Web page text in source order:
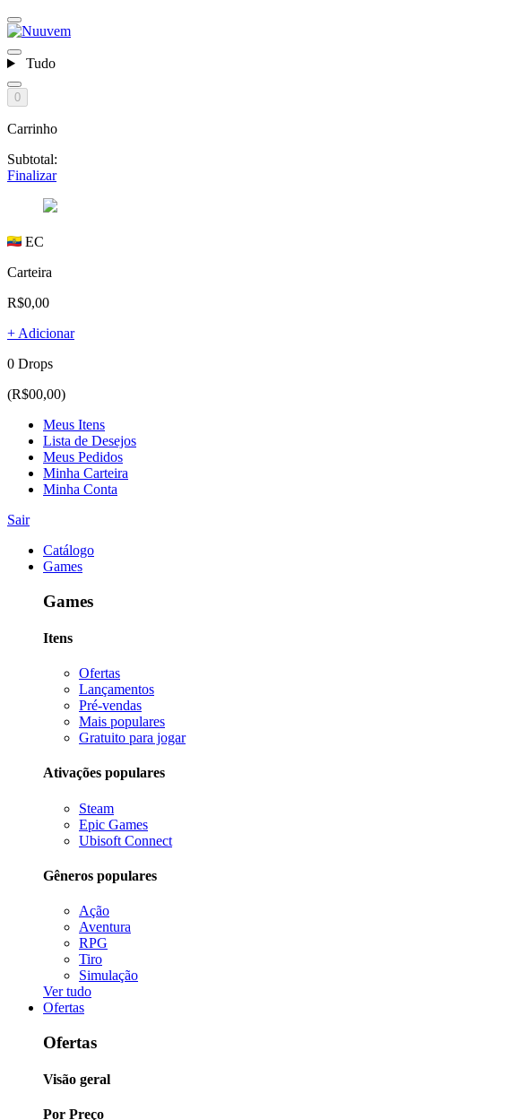
Tudo
0
Carrinho
Subtotal:
Finalizar
EC
Carteira
R$0,00
+ Adicionar
0 Drops
(R$00,00)
Meus Itens
Lista de Desejos
Meus Pedidos
Minha Carteira
Minha Conta
Sair
Catálogo
Games
Games
Itens
Ofertas
Lançamentos
Pré-vendas
Mais populares
Gratuito para jogar
Ativações populares
Steam
Epic Games
Ubisoft Connect
Gêneros populares
Ação
Aventura
RPG
Tiro
Simulação
Ver tudo
Ofertas
Ofertas
Visão geral
Por Preço